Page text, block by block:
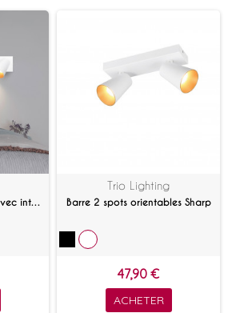
Spot orientable Sharp avec interrupteur
Trio Lighting
Barre 2 spots orientables Sharp
47,90 €
ACHETER